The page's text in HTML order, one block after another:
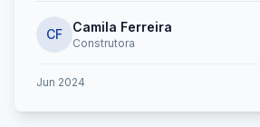
CF Camila Ferreira
Construtora
Jun 2024